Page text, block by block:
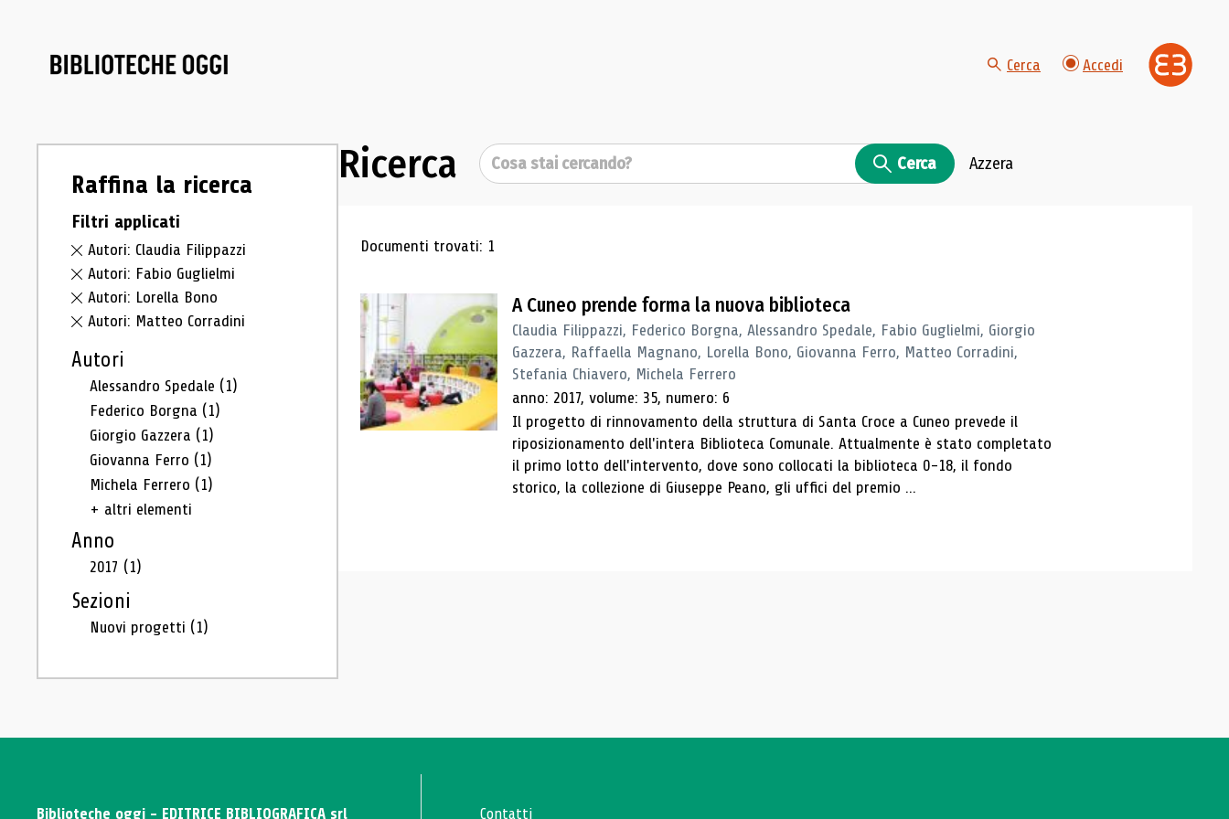
Cerca Accedi
Raffina la ricerca
Filtri applicati
Autori: Claudia Filippazzi
Autori: Fabio Guglielmi
Autori: Lorella Bono
Autori: Matteo Corradini
Autori
Alessandro Spedale (1)
Federico Borgna (1)
Giorgio Gazzera (1)
Giovanna Ferro (1)
Michela Ferrero (1)
+ altri elementi
Anno
2017 (1)
Sezioni
Nuovi progetti (1)
Ricerca Cerca Cerca Azzera
Risultati di ricerca
Documenti trovati: 1
A Cuneo prende forma la nuova biblioteca
Claudia Filippazzi, Federico Borgna, Alessandro Spedale, Fabio Guglielmi, Giorgio
Gazzera, Raffaella Magnano, Lorella Bono, Giovanna Ferro, Matteo Corradini,
Stefania Chiavero, Michela Ferrero
anno: 2017, volume: 35, numero: 6
Il progetto di rinnovamento della struttura di Santa Croce a Cuneo prevede il
riposizionamento dell'intera Biblioteca Comunale. Attualmente è stato completato
il primo lotto dell'intervento, dove sono collocati la biblioteca 0-18, il fondo
storico, la collezione di Giuseppe Peano, gli uffici del premio ...
Biblioteche oggi - EDITRICE BIBLIOGRAFICA srl Contatti